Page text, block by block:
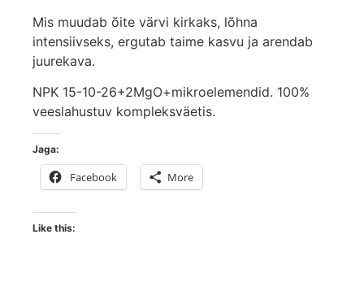
Mis muudab õite värvi kirkaks, lõhna
intensiivseks, ergutab taime kasvu ja arendab
juurekava.
NPK 15-10-26+2MgO+mikroelemendid. 100%
veeslahustuv kompleksväetis.
Jaga:
Facebook More
Like this: